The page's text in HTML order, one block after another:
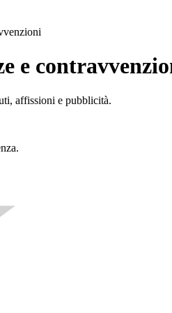
e
affissioni e pubblicità.